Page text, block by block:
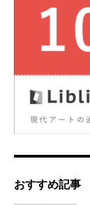
おすすめ記事